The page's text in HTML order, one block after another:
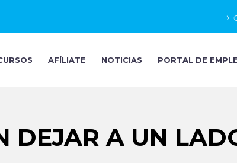
AFÍLIATE NOTICIAS PORTAL DE
DEJAR A UN